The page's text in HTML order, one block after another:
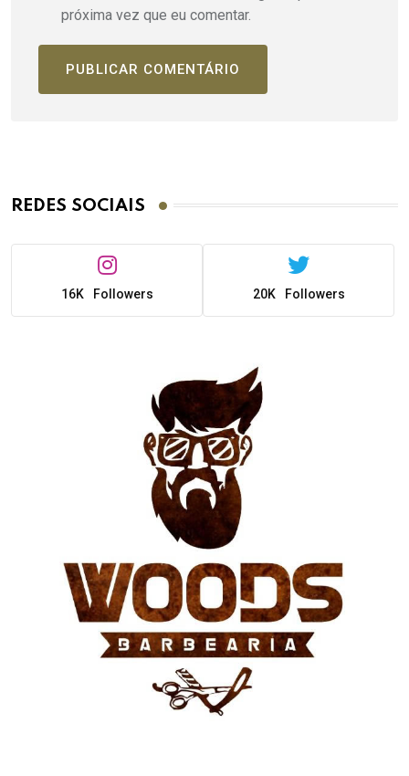
próxima vez que eu comentar.
REDES SOCIAIS
16K Followers 20K Followers